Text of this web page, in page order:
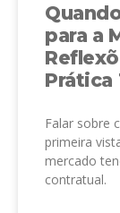
para a
Prática
Falar sobre
primeira
mercado
contratual.